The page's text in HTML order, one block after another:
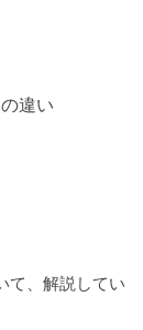
違い
て、解説してい